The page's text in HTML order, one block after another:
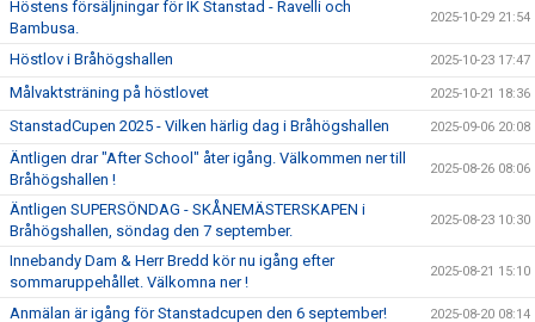
Höstens försäljningar för IK Stanstad - Ravelli och
Bambusa.
2025-10-29 21:54
Höstlov i Bråhögshallen 2025-10-23 17:47
Målvaktsträning på höstlovet 2025-10-21 18:36
StanstadCupen 2025 - Vilken härlig dag i Bråhögshallen 2025-09-06 20:08
Äntligen drar "After School" åter igång. Välkommen ner till
Bråhögshallen !
2025-08-26 08:06
Äntligen SUPERSÖNDAG - SKÅNEMÄSTERSKAPEN i
Bråhögshallen, söndag den 7 september.
2025-08-23 10:30
Innebandy Dam & Herr Bredd kör nu igång efter
sommaruppehållet. Välkomna ner !
2025-08-21 15:10
Anmälan är igång för Stanstadcupen den 6 september! 2025-08-20 08:14